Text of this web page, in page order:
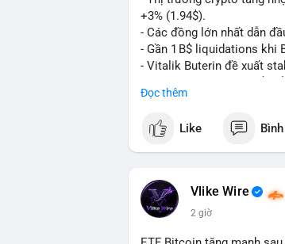
#11dot3377btc
+3% (1.94$).
- Các đồng lớn nhất dẫn
- Gần 1 B$ liquidations khi
- Vitalik Buterin đề xuất
- Thượng viện Mỹ tiến
dụng giá trị giảm để bù đắp
- Cơ quan quản lý Hồng
- Tòa án Nga công nhận
dân sự.
- Trump hy vọng ký luật
Đọc thêm
Like
Vlike Wire
2 giờ